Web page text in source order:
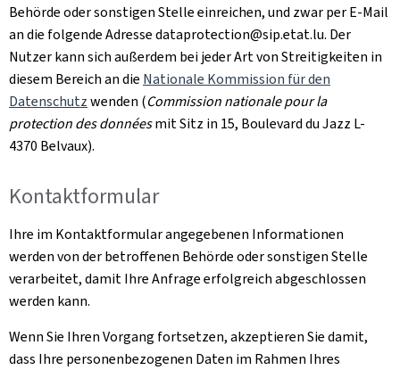
Behörde oder sonstigen Stelle einreichen, und zwar per E-Mail
an die folgende Adresse dataprotection@sip.etat.lu. Der
Nutzer kann sich außerdem bei jeder Art von Streitigkeiten in
diesem Bereich an die Nationale Kommission für den
Datenschutzwenden (Commission nationale pour la
protection des donnéesmit Sitz in 15, Boulevard du Jazz L-
4370 Belvaux).
Kontaktformular
Ihre im Kontaktformular angegebenen Informationen
werden von der betroffenen Behörde oder sonstigen Stelle
verarbeitet, damit Ihre Anfrage erfolgreich abgeschlossen
werden kann.
Wenn Sie Ihren Vorgang fortsetzen, akzeptieren Sie damit,
dass Ihre personenbezogenen Daten im Rahmen Ihres